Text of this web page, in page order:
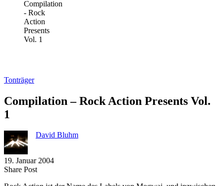
Tonträger
Compilation – Rock Action Presents Vol.
1
David Bluhm
19. Januar 2004
Share PostShare
Copy
Send